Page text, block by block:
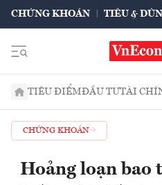
CHỨNG KHOÁN TIÊU &
TIÊU ĐIỂMĐẦU TƯTÀI
CHỨNG KHOÁN
Hoảng loạn bao